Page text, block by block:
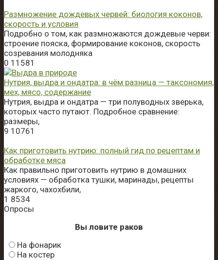
Размножение дождевых червей: биология коконов,
скорость и условия
Подробно о том, как размножаются дождевые черви:
строение пояска, формирование коконов, скорость
созревания молодняка
0 11581
Нутрия, выдра и ондатра: в чём разница — таксономия,
мех, мясо, содержание
Нутрия, выдра и ондатра — три полуводных зверька,
которых часто путают. Подробное сравнение:
размеры,
9 10761
Как приготовить нутрию: полный гид по рецептам и
обработке мяса
Как правильно приготовить нутрию в домашних
условиях — обработка тушки, маринады, рецепты
жаркого, чахохбили,
1 8534
Опросы
Вы ловите раков
На фонарик
На костер